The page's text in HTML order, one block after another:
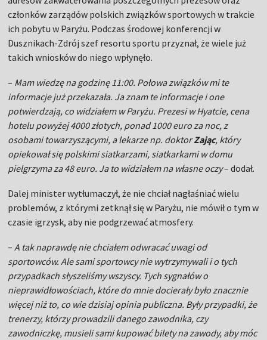
członków zarządów polskich związków sportowych w trakcie
ich pobytu w Paryżu. Podczas środowej konferencji w
Dusznikach-Zdrój szef resortu sportu przyznał, że wiele już
takich wniosków do niego wpłynęło.
– Mam wiedzę na godzinę 11:00. Połowa związków mi te
informacje już przekazała. Ja znam te informacje i one
potwierdzają, co widziałem w Paryżu. Prezesi w Hyatcie, cena
hotelu powyżej 4000 złotych, ponad 1000 euro za noc, z
osobami towarzyszącymi, a lekarze np. doktorZając, który
opiekował się polskimi siatkarzami, siatkarkami w domu
pielgrzyma za 48 euro. Ja to widziałem na własne oczy– dodał.
Dalej minister wytłumaczył, że nie chciał nagłaśniać wielu
problemów, z którymi zetknął się w Paryżu, nie mówił o tym w
czasie igrzysk, aby nie podgrzewać atmosfery.
–A tak naprawdę nie chciałem odwracać uwagi od
sportowców. Ale sami sportowcy nie wytrzymywali i o tych
przypadkach słyszeliśmy wszyscy. Tych sygnałów o
nieprawidłowościach, które do mnie docierały było znacznie
więcej niż to, co wie dzisiaj opinia publiczna. Były przypadki, że
trenerzy, którzy prowadzili danego zawodnika, czy
zawodniczkę, musieli sami kupować bilety na zawody, aby móc